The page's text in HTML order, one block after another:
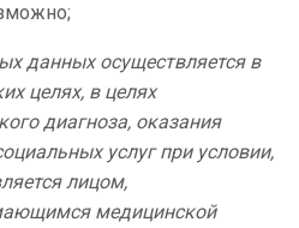
данных осуществляется в
целях, в целях
диагноза, оказания
услуг при условии,
лицом,
медицинской